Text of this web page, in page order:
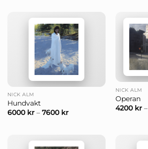
NICK ALM
Hundvakt
6000 kr– 7600 kr
NICK ALM
Operan
4200 kr–